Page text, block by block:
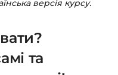
сторінка з
версія курсу.
та